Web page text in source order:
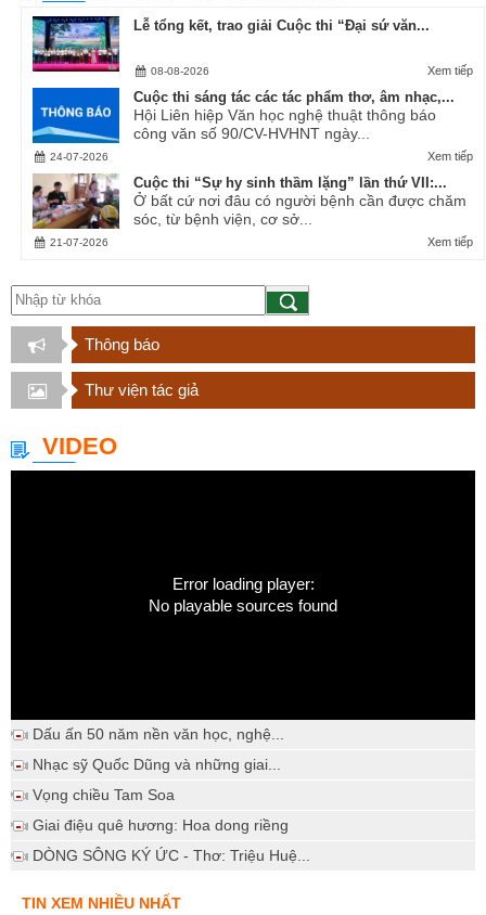
Lễ tổng kết, trao giải Cuộc thi “Đại sứ văn...
Xem tiếp
08-08-2026
Cuộc thi sáng tác các tác phẩm thơ, âm nhạc,...
Hội Liên hiệp Văn học nghệ thuật thông báo
công văn số 90/CV-HVHNT ngày...
Xem tiếp
24-07-2026
Cuộc thi “Sự hy sinh thầm lặng” lần thứ VII:...
Ở bất cứ nơi đâu có người bệnh cần được chăm
sóc, từ bệnh viện, cơ sở...
Xem tiếp
21-07-2026
Thông báo
Thư viện tác giả
VIDEO
Error loading player:
No playable sources found
Dấu ấn 50 năm nền văn học, nghệ...
Nhạc sỹ Quốc Dũng và những giai...
Vọng chiều Tam Soa
Giai điệu quê hương: Hoa dong riềng
DÒNG SÔNG KÝ ỨC - Thơ: Triệu Huệ...
TIN XEM NHIỀU NHẤT